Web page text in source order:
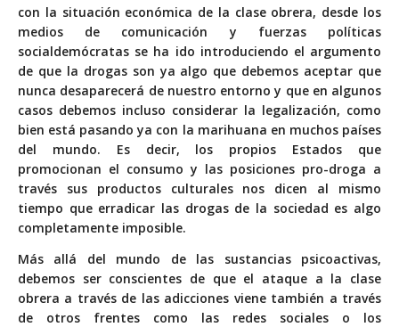
con la situación económica de la clase obrera, desde los
medios de comunicación y fuerzas políticas
socialdemócratas se ha ido introduciendo el argumento
de que la drogas son ya algo que debemos aceptar que
nunca desaparecerá de nuestro entorno y que en algunos
casos debemos incluso considerar la legalización, como
bien está pasando ya con la marihuana en muchos países
del mundo. Es decir, los propios Estados que
promocionan el consumo y las posiciones pro-droga a
través sus productos culturalesnos dicen al mismo
tiempo que erradicar las drogas de la sociedad es algo
completamente imposible.
Más allá del mundo de las sustancias psicoactivas,
debemos ser conscientes de que el ataque a la clase
obrera a través de las adicciones viene también a través
de otros frentes como las redes sociales o los